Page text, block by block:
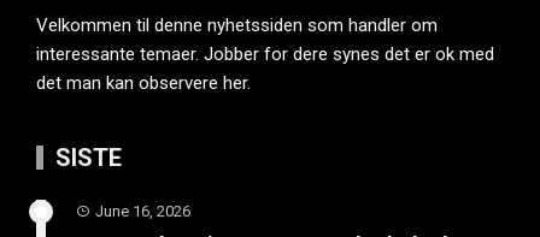
Velkommen til denne nyhetssiden som handler om
interessante temaer. Jobber for dere synes det er ok med
det man kan observere her.
SISTE
June 16, 2026